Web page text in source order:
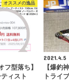
オススメの逸品
フ型落ち】
ィスト
2021.4.5
【爆釣
トライ